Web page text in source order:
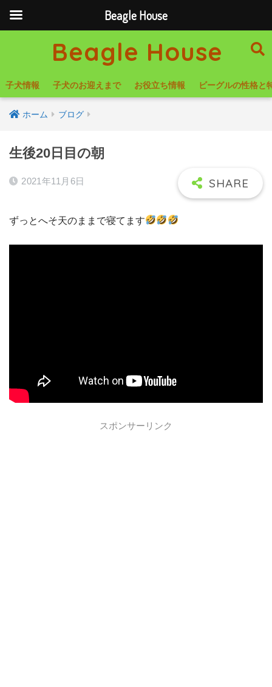
Beagle House
子犬情報 子犬のお迎えまで お役立ち情報 ビーグルの性格と
ホーム ブログ
生後20日目の朝
2021年11月6日
ずっとへそ天のままで寝てます
スポンサーリンク
Beagle House